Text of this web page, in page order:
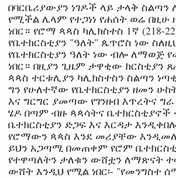
በባርቤሪያውያን ነገዶች ላይ ታላቅ
የሚችል ሌላም የተጋነነ የሐሰት ወሬ በዚሁ
ነበር። የሮማ ጳጳስ ካሊክስተስ 1ኛ (218-
የቤተክርስቲያን "ዓለት" ጴጥሮስ ነው
የቤተክርስቲያን ዓለት ነው ብሎ ለማወጅ
ነበር። በዚያን ጊዜም ታዋቂው ክርስቲያን
ጳጳስ ተርቱሊያን ካሊክስተስን ስልጣን
ግን የሁለተኛው የቤተክርስቲያን ዘመን
እና ግርግር ያመጣው የገንዘብ እጥረትና ግራ
ሄዶ በጣም ብዙ ጳጳሳትና
ቤተክርስቲያን ድጋፍ እና እርዳታ
የሮማውን ጳጳስ እንደ መሪያቸው
ይህን አጋጣሚ በመጠቀም የሮም
የተዋጣለትን ታለቁን ውሸቷን ለማጽናት
ውሸት እንዲህ የሚል ነበር፡- "የመንግስተ